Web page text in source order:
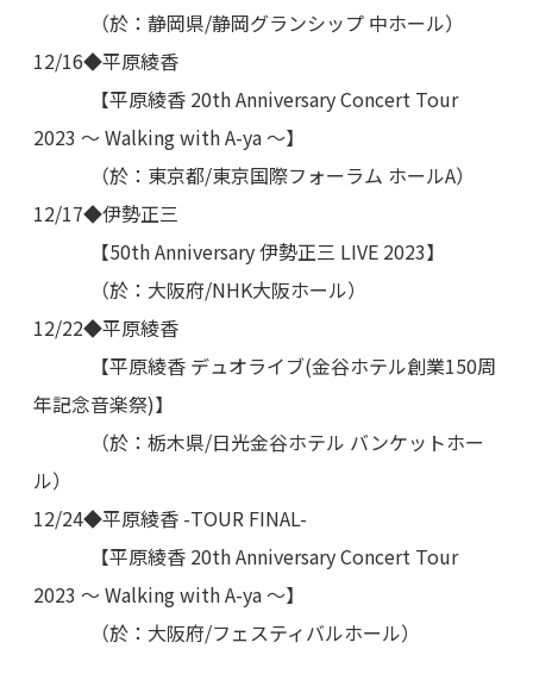
（於：静岡県/静岡グランシップ 中ホール）
12/16◆平原綾香
【平原綾香 20th Anniversary Concert Tour
2023 ～ Walking with A-ya ～】
（於：東京都/東京国際フォーラム ホールA）
12/17◆伊勢正三
【50th Anniversary 伊勢正三 LIVE 2023】
（於：大阪府/NHK大阪ホール）
12/22◆平原綾香
【平原綾香 デュオライブ(金谷ホテル創業150周
年記念音楽祭)】
（於：栃木県/日光金谷ホテル バンケットホー
ル）
12/24◆平原綾香 -TOUR FINAL-
【平原綾香 20th Anniversary Concert Tour
2023 ～ Walking with A-ya ～】
（於：大阪府/フェスティバルホール）